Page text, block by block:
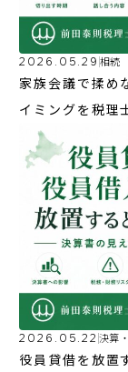
2026.05.29 相続
家族会議で揉め
イミングを税理
2026.05.22 決算
役員貸借を放置